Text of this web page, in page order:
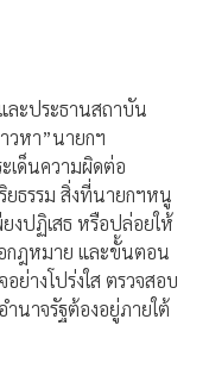
ละประธานสถาบัน
วหา”นายกฯ
เด็นความผิดต่อ
ธรรม สิ่งที่นายกฯหนู
งปฏิเสธ หรือปล่อยให้
อกฎหมาย และขั้นตอน
ย่างโปร่งใส ตรวจสอบ
ำนาจรัฐต้องอยู่ภายใต้